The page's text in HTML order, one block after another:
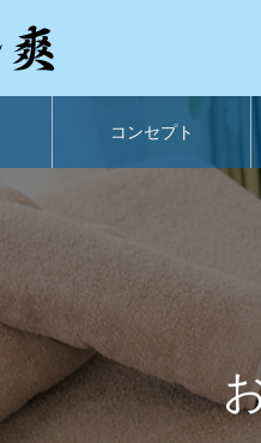
コンセプト